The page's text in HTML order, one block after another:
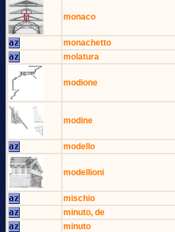
monaco
monachetto
molatura
modione
modine
modello
modellioni
mischio
minuto, de
minuto